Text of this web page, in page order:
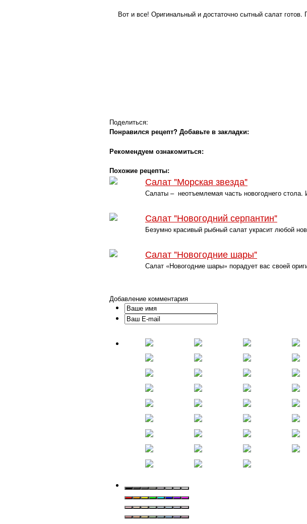
Вот и все! Оригинальный и достаточно сытный салат готов.
Поделиться:
Понравился рецепт? Добавьте в закладки:
Рекомендуем ознакомиться:
Похожие рецепты:
Салат "Морская звезда"
Салаты – неотъемлемая часть новогоднего стола.
Салат "Новогодний серпантин"
Безумно красивый рыбный салат украсит любой
Салат "Новогодние шары"
Салат «Новогодние шары» порадует вас своей
Добавление комментария